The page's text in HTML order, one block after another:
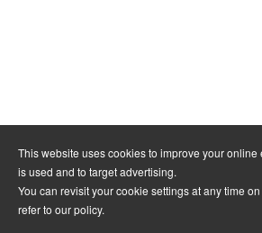
This website uses cookies to improve your
is used and to target advertising.
You can revisit your cookie settings at any time
refer to our policy.